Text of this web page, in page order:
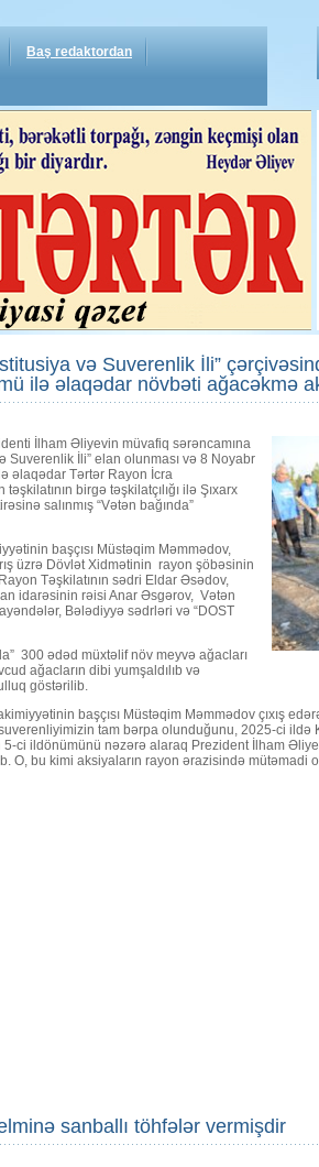
Baş redaktordan
və Suverenlik İli”
ilə əlaqədar növbəti ağacəkmə
İlham Əliyevin müvafiq sərəncamına
Suverenlik İli” elan olunması və 8 Noyabr
əlaqədar Tərtər Rayon İcra
birgə təşkilatçılığı ilə Şıxarx
salınmış “Vətən bağında”
başçısı Müstəqim Məmmədov,
üzrə Dövlət Xidmətinin rayon şöbəsinin
Təşkilatının sədri Eldar Əsədov,
idarəsinin rəisi Anar Əsgərov, Vətən
Bələdiyyə sədrləri və “DOST
300 ədəd müxtəlif növ meyvə ağacları
ağacların dibi yumşaldılıb və
göstərilib.
başçısı Müstəqim Məmmədov çıxış
tam bərpa olunduğunu, 2025-ci ildə
ci ildönümünü nəzərə alaraq Prezident İlham
O, bu kimi aksiyaların rayon ərazisində
sanballı töhfələr vermişdir